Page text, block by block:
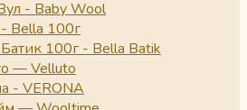
- Baby Wool
Bella 100г
100г - Bella Batik
— Velluto
- VERONA